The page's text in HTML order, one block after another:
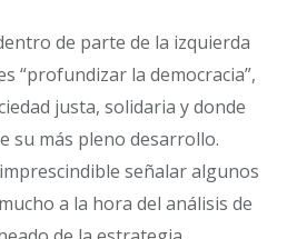
de parte de la izquierda
“profundizar la democracia”,
justa, solidaria y donde
su más pleno desarrollo.
señalar algunos
a la hora del análisis de